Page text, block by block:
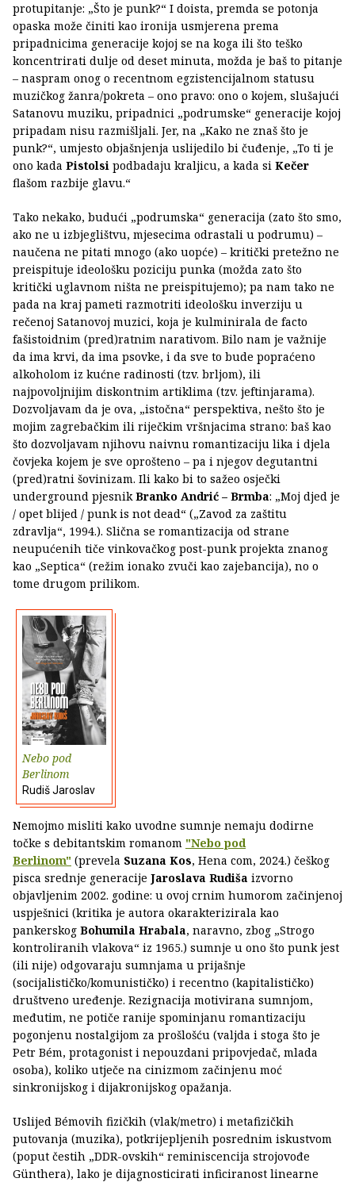
protupitanje: „Što je punk?“ I doista, premda se potonja
opaska može činiti kao ironija usmjerena prema
pripadnicima generacije kojoj se na koga ili što teško
koncentrirati dulje od deset minuta, možda je baš to pitanje
– naspram onog o recentnom egzistencijalnom statusu
muzičkog žanra/pokreta – ono pravo: ono o kojem, slušajući
Satanovu muziku, pripadnici „podrumske“ generacije kojoj
pripadam nisu razmišljali. Jer, na „Kako ne znaš što je
punk?“, umjesto objašnjenja uslijedilo bi čuđenje, „To ti je
ono kada Pistolsi podbadaju kraljicu, a kada si Kečer
flašom razbije glavu.“
Tako nekako, budući „podrumska“ generacija (zato što smo,
ako ne u izbjeglištvu, mjesecima odrastali u podrumu) –
naučena ne pitati mnogo (ako uopće) – kritički pretežno ne
preispituje ideološku poziciju punka (možda zato što
kritički uglavnom ništa ne preispitujemo); pa nam tako ne
pada na kraj pameti razmotriti ideološku inverziju u
rečenoj Satanovoj muzici, koja je kulminirala de facto
fašistoidnim (pred)ratnim narativom. Bilo nam je važnije
da ima krvi, da ima psovke, i da sve to bude popraćeno
alkoholom iz kućne radinosti (tzv. brljom), ili
najpovoljnijim diskontnim artiklima (tzv. jeftinjarama).
Dozvoljavam da je ova, „istočna“ perspektiva, nešto što je
mojim zagrebačkim ili riječkim vršnjacima strano: baš kao
što dozvoljavam njihovu naivnu romantizaciju lika i djela
čovjeka kojem je sve oprošteno – pa i njegov degutantni
(pred)ratni šovinizam. Ili kako bi to sažeo osječki
underground pjesnikBranko Andrić – Brmba: „Moj djed je
/ opet blijed / punk is not dead“ („Zavod za zaštitu
zdravlja“, 1994.). Slična se romantizacija od strane
neupućenih tiče vinkovačkog post-punk projekta znanog
kao „Septica“ (režim ionako zvuči kao zajebancija), no o
tome drugom prilikom.
Nebo pod
Berlinom
Rudiš Jaroslav
Nemojmo misliti kako uvodne sumnje nemaju dodirne
točke s debitantskim romanom "Nebo pod
Berlinom" (prevela Suzana Kos, Hena com, 2024.) češkog
pisca srednje generacije Jaroslava Rudiša izvorno
objavljenim 2002. godine: u ovoj crnim humorom začinjenoj
uspješnici (kritika je autora okarakterizirala kao
pankerskog Bohumila Hrabala, naravno, zbog „Strogo
kontroliranih vlakova“ iz 1965.) sumnje u ono što punk jest
(ili nije) odgovaraju sumnjama u prijašnje
(socijalističko/komunističko) i recentno (kapitalističko)
društveno uređenje. Rezignacija motivirana sumnjom,
međutim, ne potiče ranije spominjanu romantizaciju
pogonjenu nostalgijom za prošlošću (valjda i stoga što je
Petr Bém, protagonist i nepouzdani pripovjedač, mlada
osoba), koliko utječe na cinizmom začinjenu moć
sinkronijskog i dijakronijskog opažanja.
Uslijed Bémovih fizičkih (vlak/metro) i metafizičkih
putovanja (muzika), potkrijepljenih posrednim iskustvom
(poput čestih „DDR-ovskih“ reminiscencija strojovođe
Günthera), lako je dijagnosticirati inficiranost linearne